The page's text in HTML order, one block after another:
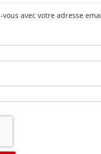
avec votre adresse